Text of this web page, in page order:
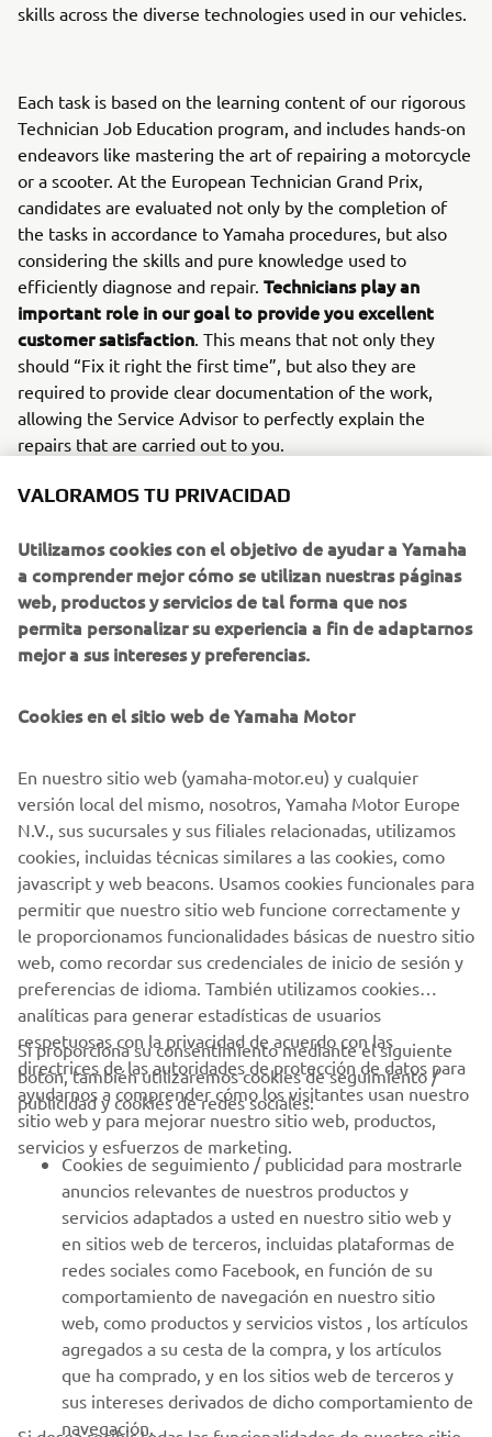
skills across the diverse technologies used in our vehicles.
Each task is based on the learning content of our rigorous
Technician Job Education program, and includes hands-on
endeavors like mastering the art of repairing a motorcycle
or a scooter. At the European Technician Grand Prix,
candidates are evaluated not only by the completion of
the tasks in accordance to Yamaha procedures, but also
considering the skills and pure knowledge used to
efficiently diagnose and repair. Technicians play an
important role in our goal to provide you excellent
customer satisfaction . This means that not only they
should “Fix it right the first time”, but also they are
required to provide clear documentation of the work,
allowing the Service Advisor to perfectly explain the
repairs that are carried out to you.
The top three winners go to the so desired grand finale,
face-off against the best Yamaha technicians in the world.
Along with the prestigious recognition and ceremony, the
trip offers a programme filled with cultural activities, that
allow the participants to immerse themselves in the rich
heritage of Yamaha’s birthplace.
service and reinforces the importance of skilled
technicians in delivering you an exceptional customer
experience.
1/16
CORPORATIVO
PROFESIONALES
MÁS YAMAHA
AYUDA
BOLETÍN DE NOTICIAS
Sé el primero en enterarte de las últimas ofertas, eventos
especiales, novedades
VALORAMOS TU PRIVACIDAD
Utilizamos cookies con el objetivo de ayudar a Yamaha
a comprender mejor cómo se utilizan nuestras páginas
web, productos y servicios de tal forma que nos
permita personalizar su experiencia a fin de adaptarnos
mejor a sus intereses y preferencias.
Cookies en el sitio web de Yamaha Motor
En nuestro sitio web (yamaha-motor.eu) y cualquier
versión local del mismo, nosotros, Yamaha Motor Europe
N.V., sus sucursales y sus filiales relacionadas, utilizamos
cookies, incluidas técnicas similares a las cookies, como
javascript y web beacons. Usamos cookies funcionales para
permitir que nuestro sitio web funcione correctamente y
le proporcionamos funcionalidades básicas de nuestro sitio
web, como recordar sus credenciales de inicio de sesión y
preferencias de idioma. También utilizamos cookies
analíticas para generar estadísticas de usuarios
respetuosas con la privacidad de acuerdo con las
directrices de las autoridades de protección de datos para
ayudarnos a comprender cómo los visitantes usan nuestro
sitio web y para mejorar nuestro sitio web, productos,
servicios y esfuerzos de marketing.
Si proporciona su consentimiento mediante el siguiente
botón, también utilizaremos cookies de seguimiento /
publicidad y cookies de redes sociales:
Cookies de seguimiento / publicidad para mostrarle
anuncios relevantes de nuestros productos y
servicios adaptados a usted en nuestro sitio web y
en sitios web de terceros, incluidas plataformas de
redes sociales como Facebook, en función de su
comportamiento de navegación en nuestro sitio
web, como productos y servicios vistos , los artículos
agregados a su cesta de la compra, y los artículos
que ha comprado, y en los sitios web de terceros y
sus intereses derivados de dicho comportamiento de
navegación.